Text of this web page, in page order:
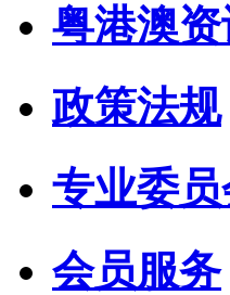
粤港澳
政策法规
专业委
会员服务